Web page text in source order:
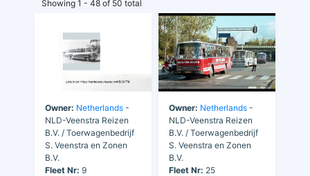
Showing 1 - 48 of 50 total
Owner: Netherlands -
NLD-Veenstra Reizen
B.V. / Toerwagenbedrijf
S. Veenstra en Zonen
B.V.
Fleet Nr: 9
Owner: Netherlands -
NLD-Veenstra Reizen
B.V. / Toerwagenbedrijf
S. Veenstra en Zonen
B.V.
Fleet Nr: 25